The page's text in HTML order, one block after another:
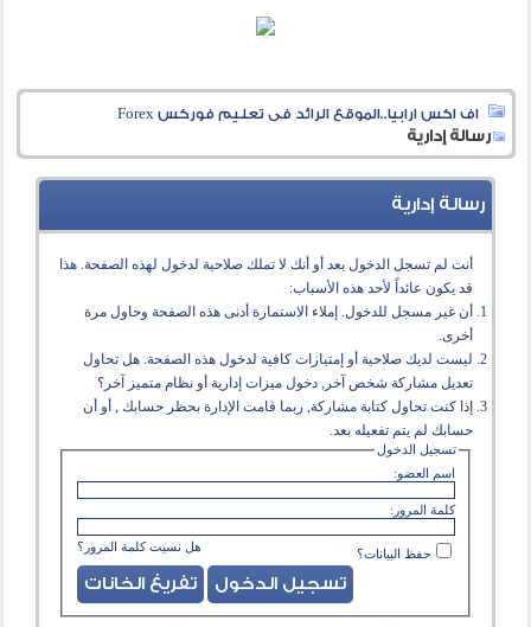
اف اكس ارابيا..الموقع الرائد فى تعليم فوركس Forex
رسالة إدارية
رسالة إدارية
أنت لم تسجل الدخول بعد أو أنك لا تملك صلاحية لدخول لهذه الصفحة. هذا
قد يكون عائداً لأحد هذه الأسباب:
أن غير مسجل للدخول. إملاء الاستمارة أدنى هذه الصفحة وحاول مرة
أخرى.
ليست لديك صلاحية أو إمتيازات كافية لدخول هذه الصفحة. هل تحاول
تعديل مشاركة شخص آخر, دخول ميزات إدارية أو نظام متميز آخر؟
إذا كنت تحاول كتابة مشاركة, ربما قامت الإدارة بحظر حسابك , أو أن
حسابك لم يتم تفعيله بعد.
تسجيل الدخول
اسم العضو:
كلمة المرور:
هل نسيت كلمة المرور؟ حفظ البيانات؟